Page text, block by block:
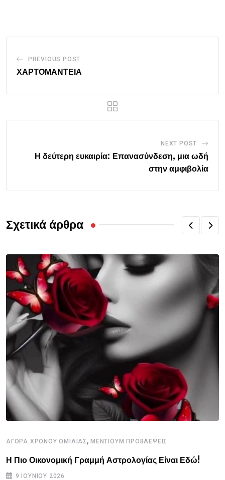
PREVIOUS POST
ΧΑΡΤΟΜΑΝΤΕΙΑ
NEXT POST
Η δεύτερη ευκαιρία: Επανασύνδεση, μια ωδή
στην αμφιβολία
Σχετικά άρθρα
ΑΓΟΡΑ ΧΡΟΝΟΥ ΟΜΙΛΙΑΣ , ΜΕΝΤΙΟΥΜ ΠΡΟΒΛΕΨΕΙΣ
Η Πιο Οικονομική Γραμμή Αστρολογίας Είναι Εδώ!
9 ΙΟΥΝΊΟΥ 2026